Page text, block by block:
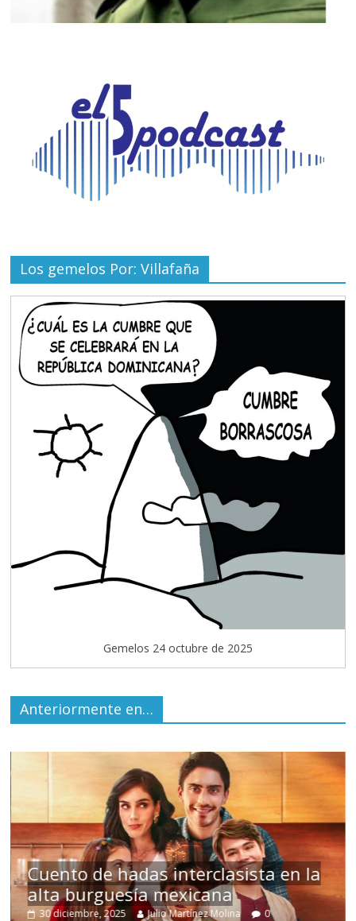
Los gemelos Por: Villafaña
Gemelos 24 octubre de 2025
Anteriormente en…
Cuento de hadas interclasista en la
alta burguesía mexicana
30 diciembre, 2025 Julio Martínez Molina 0